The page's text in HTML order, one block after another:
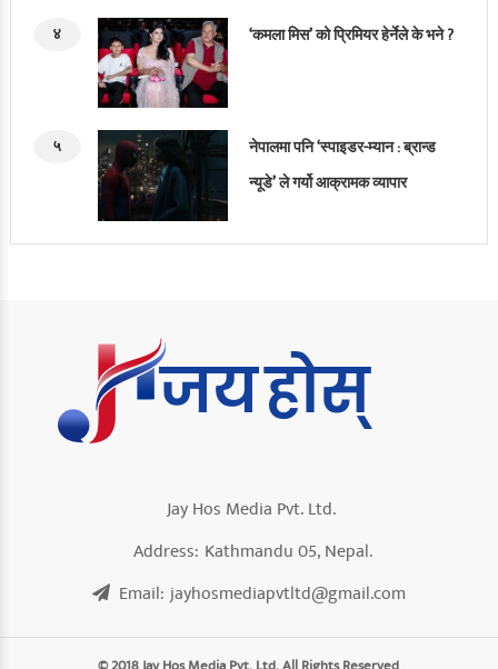
४ ‘कमला मिस’ को प्रिमियर हेर्नेले के भने ?
५
नेपालमा पनि ‘स्पाइडर-म्यान : ब्रान्ड
न्यूडे’ ले गर्यो आक्रामक व्यापार
Jay Hos Media Pvt. Ltd.
Address: Kathmandu 05, Nepal.
Email: jayhosmediapvtltd@gmail.com